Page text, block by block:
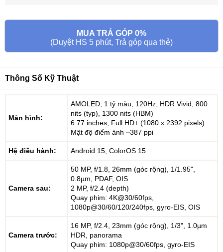
MUA TRẢ GÓP 0%
(Duyệt HS 5 phút, Trả góp qua thẻ)
Thông Số Kỹ Thuật
Màn hình:
AMOLED, 1 tỷ màu, 120Hz, HDR Vivid, 800
nits (typ), 1300 nits (HBM)
6.77 inches, Full HD+ (1080 x 2392 pixels)
Mật độ điểm ảnh ~387 ppi
Hệ điều hành: Android 15, ColorOS 15
Camera sau:
50 MP, f/1.8, 26mm (góc rộng), 1/1.95",
0.8µm, PDAF, OIS
2 MP, f/2.4 (depth)
Quay phim: 4K@30/60fps,
1080p@30/60/120/240fps, gyro-EIS, OIS
Camera trước:
16 MP, f/2.4, 23mm (góc rộng), 1/3", 1.0µm
HDR, panorama
Quay phim: 1080p@30/60fps, gyro-EIS